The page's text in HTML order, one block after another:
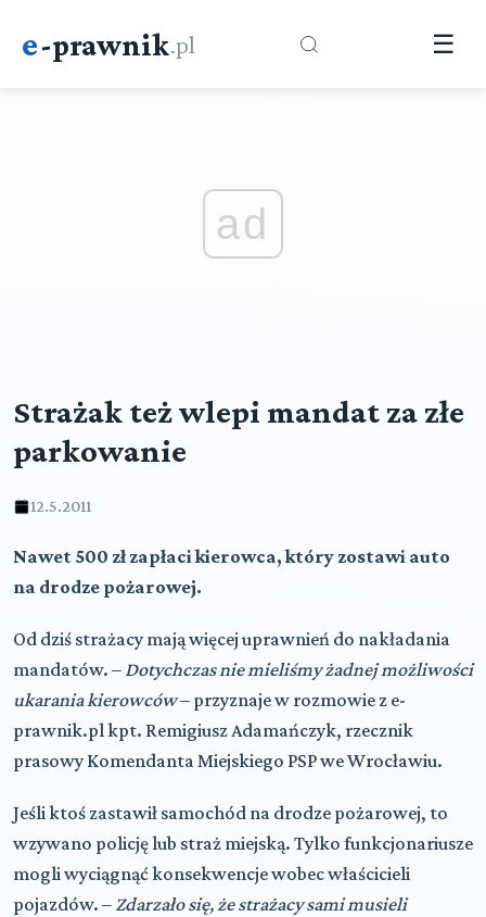
e-prawnik.pl ☰
ad
Strażak też wlepi mandat za złe
parkowanie
12.5.2011
Nawet 500 zł zapłaci kierowca, który zostawi auto
na drodze pożarowej.
Od dziś strażacy mają więcej uprawnień do nakładania
mandatów. – Dotychczas nie mieliśmy żadnej możliwości
ukarania kierowców– przyznaje w rozmowie z e-
prawnik.pl kpt. Remigiusz Adamańczyk, rzecznik
prasowy Komendanta Miejskiego PSP we Wrocławiu.
Jeśli ktoś zastawił samochód na drodze pożarowej, to
wzywano policję lub straż miejską. Tylko funkcjonariusze
mogli wyciągnąć konsekwencje wobec właścicieli
pojazdów. – Zdarzało się, że strażacy sami musieli